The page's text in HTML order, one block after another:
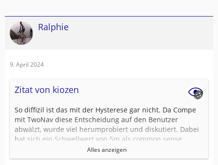
Ralphie
9. April 2024
Zitat von kiozen
So diffizil ist das mit der Hysterese gar nicht. Da Compe
mit TwoNav diese Entscheidung auf den Benutzer
abwälzt, wurde viel herumprobiert und diskutiert. Dabei
hat sich ein Schwellwert von 5m als common sense
herausgebildet. Und der Wert ist tatsächlich recht
universell anzuwenden.
Alles anzeigen